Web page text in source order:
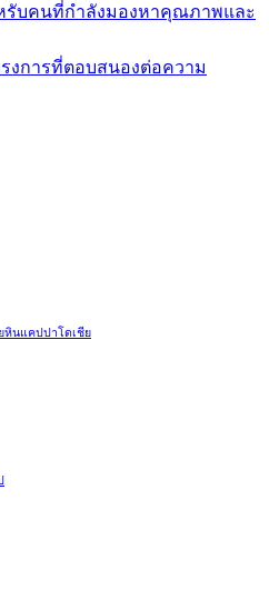
รับคนที่กำลังมองหาคุณภาพและ
งการที่ตอบสนองต่อความ
หินแคปปาโดเชีย